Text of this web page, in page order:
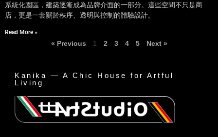
系統化園區，建築逐漸成為品牌介面的一部分。這些空間不只是商
店，更是一套關於秩序、透明與控制的體驗設計。
Read More »
« Previous 1 2 3 4 5 Next »
Kanika — A Chic House for Artful
Living